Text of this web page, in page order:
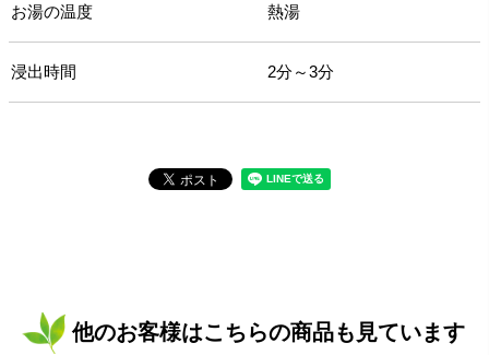
お湯の温度 熱湯
浸出時間 2分～3分
他のお客様はこちらの商品も見ています